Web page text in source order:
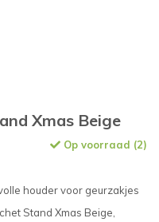
Xmas Beige
Op voorraad (2)
houder voor geurzakjes
Stand Xmas Beige,